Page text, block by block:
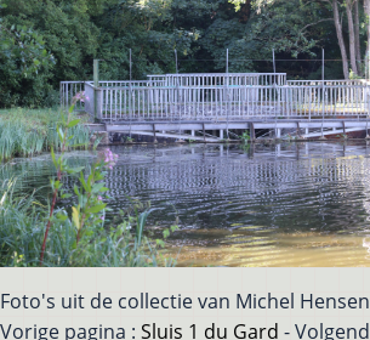
Foto's uit de collectie van Michel
Vorige pagina : Sluis 1 du Gard -